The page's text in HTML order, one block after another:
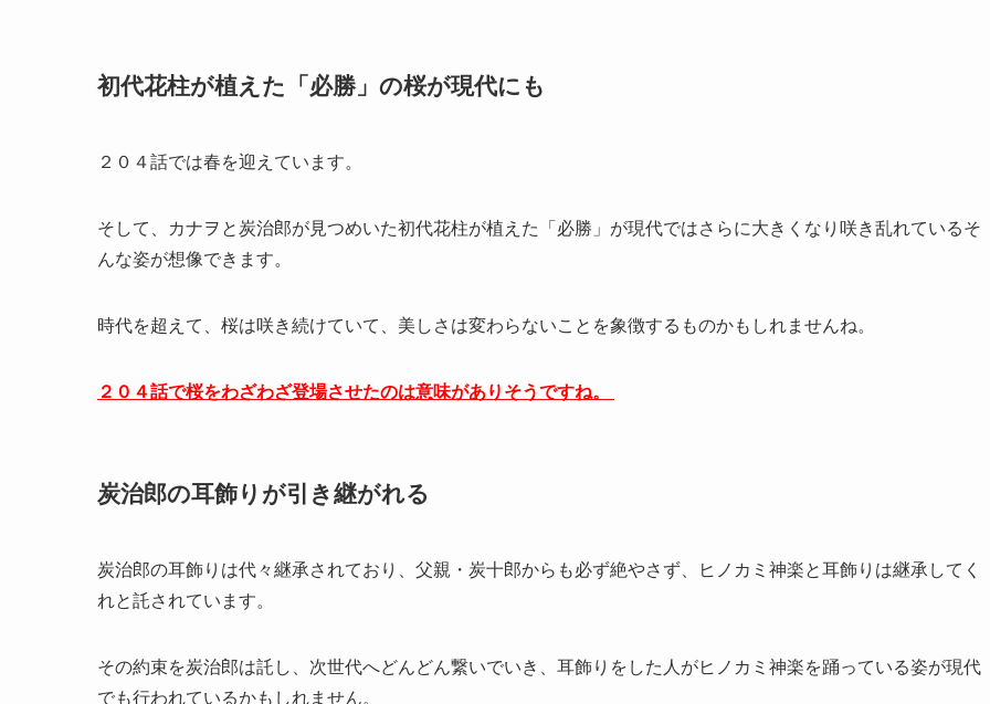
初代花柱が植えた「必勝」の桜が現代にも
２０４話では春を迎えています。
そして、カナヲと炭治郎が見つめいた初代花柱が植えた「必勝」が現代ではさらに大きくなり咲き乱れているそ
んな姿が想像できます。
時代を超えて、桜は咲き続けていて、美しさは変わらないことを象徴するものかもしれませんね。
２０４話で桜をわざわざ登場させたのは意味がありそうですね。
炭治郎の耳飾りが引き継がれる
炭治郎の耳飾りは代々継承されており、父親・炭十郎からも必ず絶やさず、ヒノカミ神楽と耳飾りは継承してく
れと託されています。
その約束を炭治郎は託し、次世代へどんどん繋いでいき、耳飾りをした人がヒノカミ神楽を踊っている姿が現代
でも行われているかもしれません。